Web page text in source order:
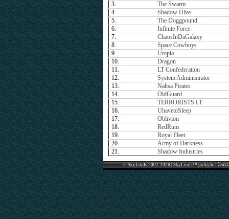
3.
The Swarm
4.
Shadow Hive
5.
The Doggpound
6.
Infinite Force
7.
ChaosInDaGalaxy
8.
Space Cowboys
9.
Utopia
10.
Dragon
11.
LT Confederation
12.
System Administrator
13.
Naltsa Pirates
14.
OldGuard
15.
TERRORISTS LT
16.
UhavetoSleep
17.
Oblivion
18.
RedRum
19.
Royal Fleet
20.
Army of Darkness
21.
Shadow Industries
© SkyLords 2002-2026 | SkyLords™ prekybos